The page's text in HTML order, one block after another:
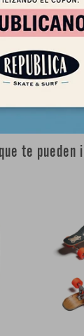
115 + kg
90 + kg
Paris 180 y
te pueden